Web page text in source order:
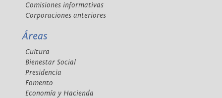
Comisiones informativas
Corporaciones anteriores
Áreas
Cultura
Bienestar Social
Presidencia
Fomento
Economía y Hacienda